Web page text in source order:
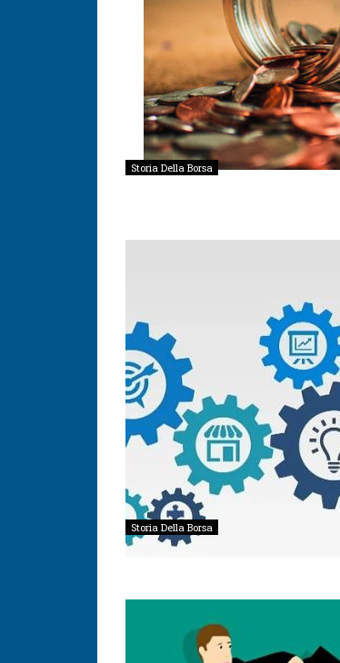
Storia Della Borsa
Storia Della Borsa